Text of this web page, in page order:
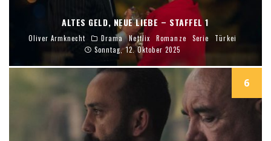
ALTES GELD, NEUE LIEBE – STAFFEL 1
Oliver Armknecht Drama Netflix Romanze Serie
Türkei
Sonntag, 12. Oktober 2025
6